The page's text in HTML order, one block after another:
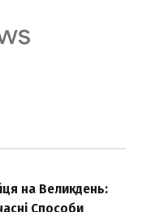
на Великдень:
Способи